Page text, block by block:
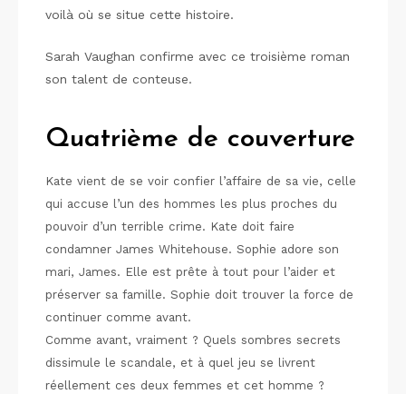
voilà où se situe cette histoire.
Sarah Vaughan confirme avec ce troisième roman
son talent de conteuse.
Quatrième de couverture
Kate vient de se voir confier l’affaire de sa vie, celle
qui accuse l’un des hommes les plus proches du
pouvoir d’un terrible crime. Kate doit faire
condamner James Whitehouse. Sophie adore son
mari, James. Elle est prête à tout pour l’aider et
préserver sa famille. Sophie doit trouver la force de
continuer comme avant.
Comme avant, vraiment ? Quels sombres secrets
dissimule le scandale, et à quel jeu se livrent
réellement ces deux femmes et cet homme ?